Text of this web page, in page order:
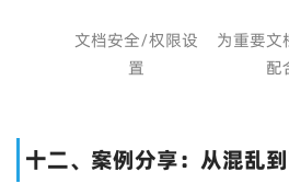
文档安全/权限设
置
为重要文
配
十二、案例分享：从混乱